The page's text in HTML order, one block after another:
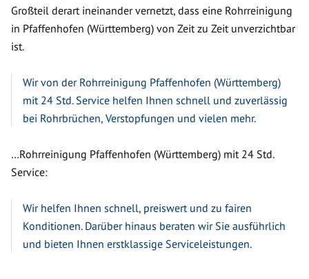
Großteil derart ineinander vernetzt, dass eine Rohrreinigung
in Pfaffenhofen (Württemberg) von Zeit zu Zeit unverzichtbar
ist.
Wir von der Rohrreinigung Pfaffenhofen (Württemberg)
mit 24 Std. Service helfen Ihnen schnell und zuverlässig
bei Rohrbrüchen, Verstopfungen und vielen mehr.
…Rohrreinigung Pfaffenhofen (Württemberg) mit 24 Std.
Service:
Wir helfen Ihnen schnell, preiswert und zu fairen
Konditionen. Darüber hinaus beraten wir Sie ausführlich
und bieten Ihnen erstklassige Serviceleistungen.